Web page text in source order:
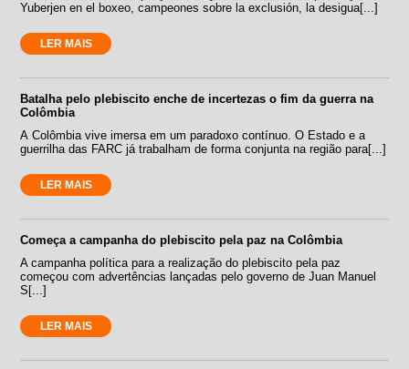
Yuberjen en el boxeo, campeones sobre la exclusión, la desigua[...]
LER MAIS
Batalha pelo plebiscito enche de incertezas o fim da guerra na
Colômbia
A Colômbia vive imersa em um paradoxo contínuo. O Estado e a
guerrilha das FARC já trabalham de forma conjunta na região para[...]
LER MAIS
Começa a campanha do plebiscito pela paz na Colômbia
A campanha política para a realização do plebiscito pela paz
começou com advertências lançadas pelo governo de Juan Manuel
S[...]
LER MAIS